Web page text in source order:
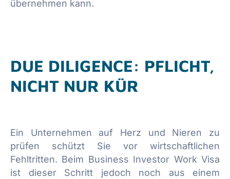
übernehmen kann.
DUE DILIGENCE: PFLICHT,
NICHT NUR KÜR
Ein Unternehmen auf Herz und Nieren zu
prüfen schützt Sie vor wirtschaftlichen
Fehltritten. Beim Business Investor Work Visa
ist dieser Schritt jedoch noch aus einem